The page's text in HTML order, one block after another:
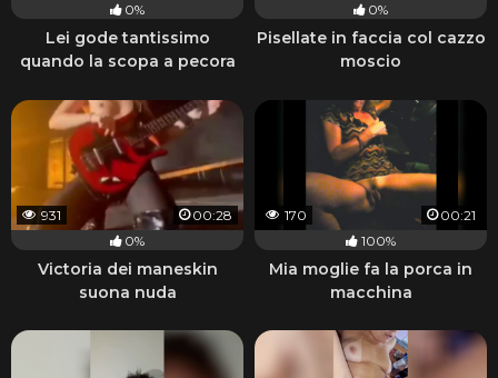
0%
Lei gode tantissimo
quando la scopa a pecora
0%
Pisellate in faccia col cazzo
moscio
931
00:28
0%
Victoria dei maneskin
suona nuda
170
00:21
100%
Mia moglie fa la porca in
macchina